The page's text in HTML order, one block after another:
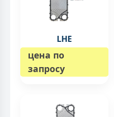
LHE
цена по
запросу